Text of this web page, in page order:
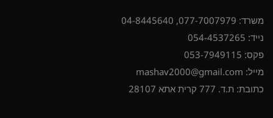
משרד: 077-7007979, 04-8445640
נייד: 054-4537265
פקס: 053-7949115
מייל: mashav2000@gmail.com
כתובת: ת.ד. 777 קרית אתא 28107